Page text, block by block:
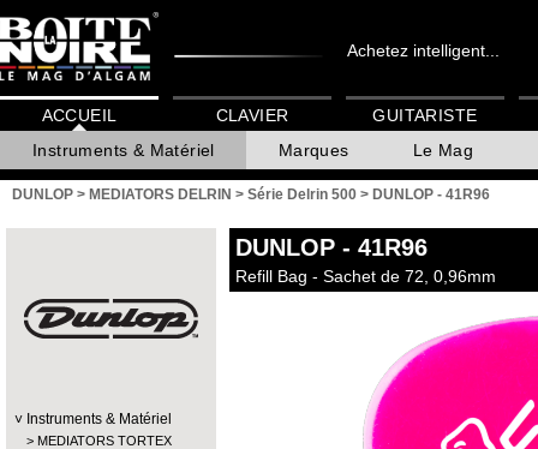
Achetez intelligent...
ACCUEIL
Instruments & Matériel
Marques Le Mag
CLAVIER GUITARISTE
DUNLOP > MEDIATORS DELRIN > Série Delrin 500 > DUNLOP - 41R96
Instruments & Matériel
MEDIATORS TORTEX
DUNLOP - 41R96
Refill Bag - Sachet de 72, 0,96mm